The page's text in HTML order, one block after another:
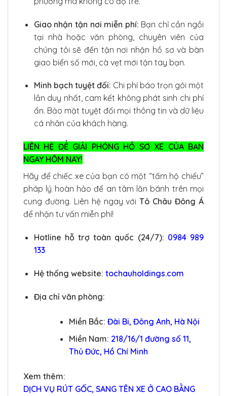
Giao nhận tận nơi miễn phí: Bạn chỉ cần ngồi
tại nhà hoặc văn phòng, chuyên viên của
chúng tôi sẽ đến tận nơi nhận hồ sơ và bàn
giao biển số mới, cà vẹt mới tận tay bạn.
Minh bạch tuyệt đối: Chi phí báo trọn gói một
lần duy nhất, cam kết không phát sinh chi phí
ẩn. Bảo mật tuyệt đối mọi thông tin và dữ liệu
cá nhân của khách hàng.
LIÊN HỆ ĐỂ GIẢI PHÓNG HỒ SƠ XE CỦA BẠN
NGAY HÔM NAY!
Hãy để chiếc xe của bạn có một “tấm hộ chiếu”
pháp lý hoàn hảo để an tâm lăn bánh trên mọi
cung đường. Liên hệ ngay vớiTô Châu Đông Á
để nhận tư vấn miễn phí!
Hotline hỗ trợ toàn quốc (24/7): 0984 989
133
Hệ thống website: tochauholdings.com
Địa chỉ văn phòng:
Miền Bắc: Đài Bi, Đông Anh, Hà Nội
Miền Nam: 218/16/1 đường số 11,
Thủ Đức, Hồ Chí Minh
Xem thêm:
DỊCH VỤ RÚT GỐC, SANG TÊN XE Ở CAO BẰNG